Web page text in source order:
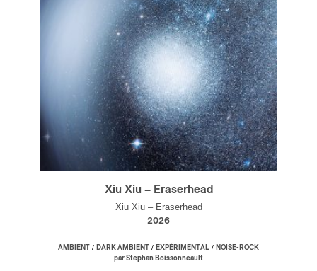
Xiu Xiu – Eraserhead
Xiu Xiu – Eraserhead
2026
AMBIENT / DARK AMBIENT / EXPÉRIMENTAL / NOISE-ROCK
par Stephan Boissonneault